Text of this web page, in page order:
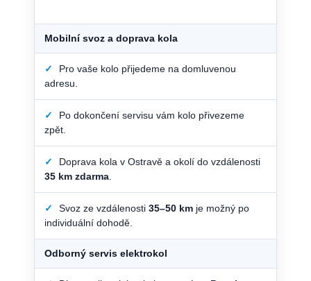
Mobilní svoz a doprava kola
✓
Pro vaše kolo přijedeme na domluvenou
adresu.
✓
Po dokončení servisu vám kolo přivezeme
zpět.
✓
Doprava kola v Ostravě a okolí do vzdálenosti
35 km zdarma.
✓ Svoz ze vzdálenosti 35–50 km je možný po
individuální dohodě.
Odborný servis elektrokol